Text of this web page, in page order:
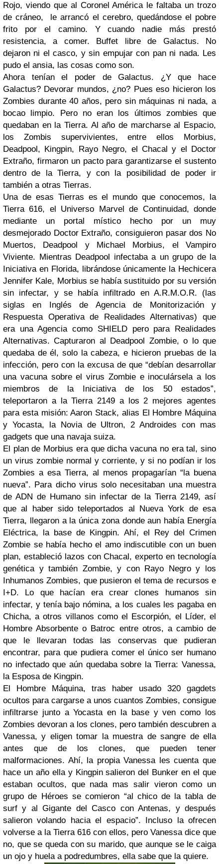
Rojo, viendo que al Coronel América le faltaba un trozo
de cráneo, le arrancó el cerebro, quedándose el pobre
frito por el camino. Y cuando nadie más prestó
resistencia, a comer. Buffet libre de Galactus. No
dejaron ni el casco, y sin empujar con pan ni nada. Les
pudo el ansia, las cosas como son.
Ahora tenían el poder de Galactus. ¿Y que hace
Galactus? Devorar mundos, ¿no? Pues eso hicieron los
Zombies durante 40 años, pero sin máquinas ni nada, a
bocao limpio. Pero no eran los últimos zombies que
quedaban en la Tierra. Al año de marcharse al Espacio,
los Zombis supervivientes, entre ellos Morbius,
Deadpool, Kingpin, Rayo Negro, el Chacal y el Doctor
Extraño, firmaron un pacto para garantizarse el sustento
dentro de la Tierra, y con la posibilidad de poder ir
también a otras Tierras.
Una de esas Tierras es el mundo que conocemos, la
Tierra 616, el Universo Marvel de Continuidad, donde
mediante un portal místico hecho por un muy
desmejorado Doctor Extraño, consiguieron pasar dos No
Muertos, Deadpool y Michael Morbius, el Vampiro
Viviente. Mientras Deadpool infectaba a un grupo de la
Iniciativa en Florida, librándose únicamente la Hechicera
Jennifer Kale, Morbius se había sustituido por su versión
sin infectar, y se había infiltrado en A.R.M.O.R. (las
siglas en Inglés de Agencia de Monitorización y
Respuesta Operativa de Realidades Alternativas) que
era una Agencia como SHIELD pero para Realidades
Alternativas. Capturaron al Deadpool Zombie, o lo que
quedaba de él, solo la cabeza, e hicieron pruebas de la
infección, pero con la excusa de que “debían desarrollar
una vacuna sobre el virus Zombie e inoculársela a los
miembros de la Iniciativa de los 50 estados”,
teleportaron a la Tierra 2149 a los 2 mejores agentes
para esta misión: Aaron Stack, alias El Hombre Máquina
y Yocasta, la Novia de Ultron, 2 Androides con mas
gadgets que una navaja suiza.
El plan de Morbius era que dicha vacuna no era tal, sino
un virus zombie normal y corriente, y si no podían ir los
Zombies a esa Tierra, al menos propagarían “la buena
nueva”. Para dicho virus solo necesitaban una muestra
de ADN de Humano sin infectar de la Tierra 2149, así
que al haber sido teleportados al Nueva York de esa
Tierra, llegaron a la única zona donde aun había Energía
Eléctrica, la base de Kingpin. Ahí, el Rey del Crimen
Zombie se había hecho el amo indiscutible con un buen
plan, estableció lazos con Chacal, experto en tecnología
genética y también Zombie, y con Rayo Negro y los
Inhumanos Zombies, que pusieron el tema de recursos e
I+D. Lo que hacían era crear clones humanos sin
infectar, y tenía bajo nómina, a los cuales les pagaba en
Chicha, a otros villanos como el Escorpión, el Líder, el
Hombre Absorbente o Batroc entre otros, a cambio de
que le llevaran todas las conservas que pudieran
encontrar, para que pudiera comer el único ser humano
no infectado que aún quedaba sobre la Tierra: Vanessa,
la Esposa de Kingpin.
El Hombre Máquina, tras haber usado 320 gagdets
ocultos para cargarse a unos cuantos Zombies, consigue
infiltrarse junto a Yocasta en la base y ven como los
Zombies devoran a los clones, pero también descubren a
Vanessa, y eligen tomar la muestra de sangre de ella
antes que de los clones, que pueden tener
malformaciones. Ahí, la propia Vanessa les cuenta que
hace un año ella y Kingpin salieron del Bunker en el que
estaban ocultos, que nada mas salir vieron como un
grupo de Héroes se comieron “al chico de la tabla de
surf y al Gigante del Casco con Antenas, y después
salieron volando hacia el espacio”. Incluso la ofrecen
volverse a la Tierra 616 con ellos, pero Vanessa dice que
no, que se queda con su marido, que aunque se le caiga
un ojo y huela a podredumbres, ella sabe que la quiere.